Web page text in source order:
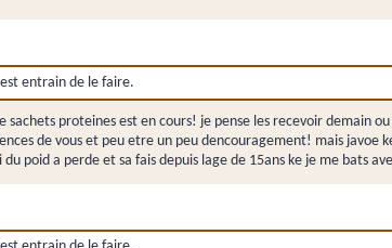
entrain de le faire.
sachets proteines est en cours! je pense les recevoir demain
de vous et peu etre un peu dencouragement! mais javoe
poid a perde et sa fais depuis lage de 15ans ke je me bats